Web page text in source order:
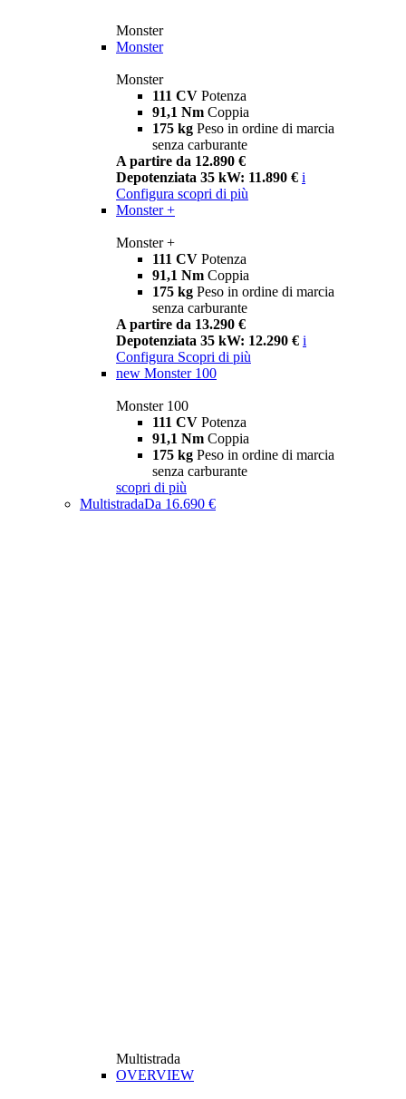
Monster
Monster
Monster
111 CV Potenza
91,1 Nm Coppia
175 kg Peso in ordine di marcia
senza carburante
A partire da 12.890 €
Depotenziata 35 kW: 11.890 € i
Configura scopri di più
Monster +
Monster +
111 CV Potenza
91,1 Nm Coppia
175 kg Peso in ordine di marcia
senza carburante
A partire da 13.290 €
Depotenziata 35 kW: 12.290 € i
Configura Scopri di più
new Monster 100
Monster 100
111 CV Potenza
91,1 Nm Coppia
175 kg Peso in ordine di marcia
senza carburante
scopri di più
MultistradaDa 16.690 €
Multistrada
OVERVIEW